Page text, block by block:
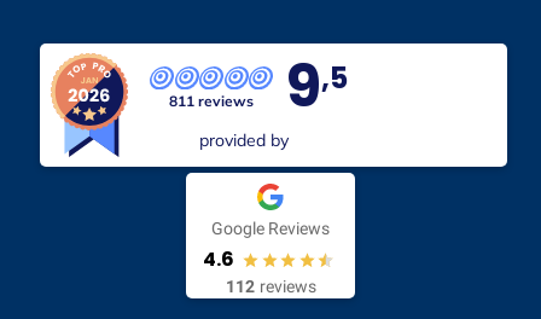
811 reviews 9,5
provided by
Google Reviews
4.6
112 reviews